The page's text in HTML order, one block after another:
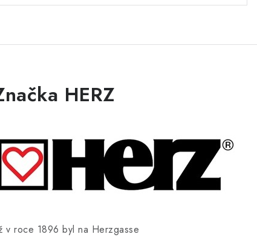
HERZ
v roce 1896 byl na Herzgasse